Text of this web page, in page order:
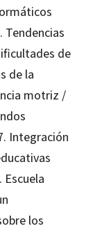
Tendencias
de
de la
motriz /
Integración
los